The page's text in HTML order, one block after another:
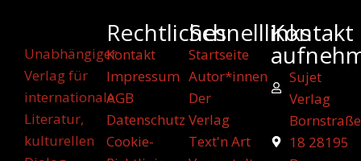
Unabhängiger
Verlag für
internationale
Literatur,
kulturellen
Rechtliches
Kontakt
Impressum
AGB
Datenschutz
Cookie-
Schnelllinks
Startseite
Autor*innen
Der
Verlag
Text'n Art
Kontakt
Sujet
Verlag
Bornstraße
18 28195